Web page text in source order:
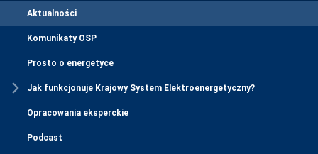
Aktualności
Komunikaty OSP
Prosto o energetyce
Jak funkcjonuje Krajowy System Elektroenergetyczny?
Opracowania eksperckie
Podcast